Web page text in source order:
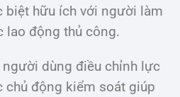
biệt hữu ích với người làm
lao động thủ công.
dùng điều chỉnh lực
chủ động kiểm soát giúp